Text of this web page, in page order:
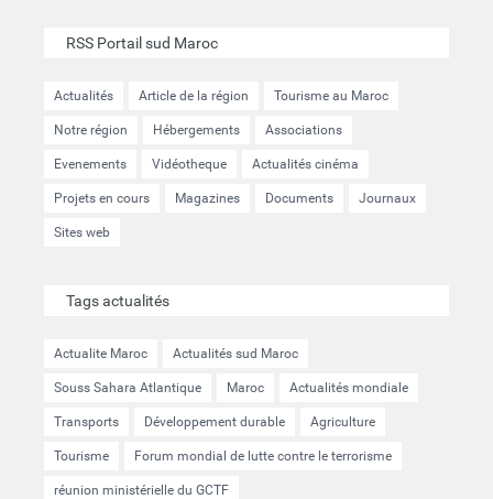
RSS Portail sud Maroc
Actualités Article de la région Tourisme au Maroc
Notre région Hébergements Associations
Evenements Vidéotheque Actualités cinéma
Projets en cours Magazines Documents Journaux
Sites web
Tags actualités
Actualite Maroc Actualités sud Maroc
Souss Sahara Atlantique Maroc Actualités mondiale
Transports Développement durable Agriculture
Tourisme Forum mondial de lutte contre le terrorisme
réunion ministérielle du GCTF